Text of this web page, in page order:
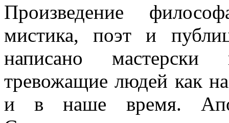
Произведение
мистика, поэт и
написано мастерски
тревожащие людей как
и в наше время.